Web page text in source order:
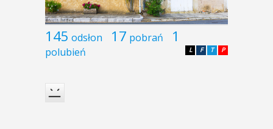
145 odsłon 17 pobrań 1
polubień P
T
F
L